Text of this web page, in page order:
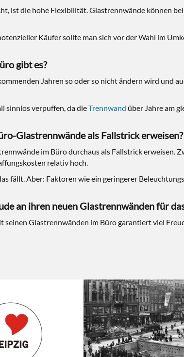
ist die hohe Flexibilität. Glastrennwände können
Käufer sollte man sich vor der Wahl im
gibt es?
Jahren so oder so nicht ändern wird und
sinnlos verpuffen, da dieTrennwand über Jahre am
Glastrennwände als Fallstrick erweisen?
im Büro durchaus als Fallstrick erweisen.
relativ hoch.
fällt. Aber: Faktoren wie ein geringerer
an ihren neuen Glastrennwänden für
Glastrennwänden im Büro garantiert viel